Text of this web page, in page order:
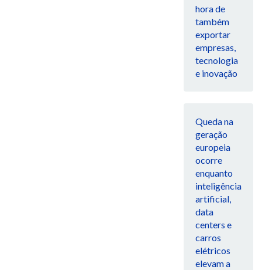
hora de
também
exportar
empresas,
tecnologia
e inovação
Queda na
geração
europeia
ocorre
enquanto
inteligência
artificial,
data
centers e
carros
elétricos
elevam a